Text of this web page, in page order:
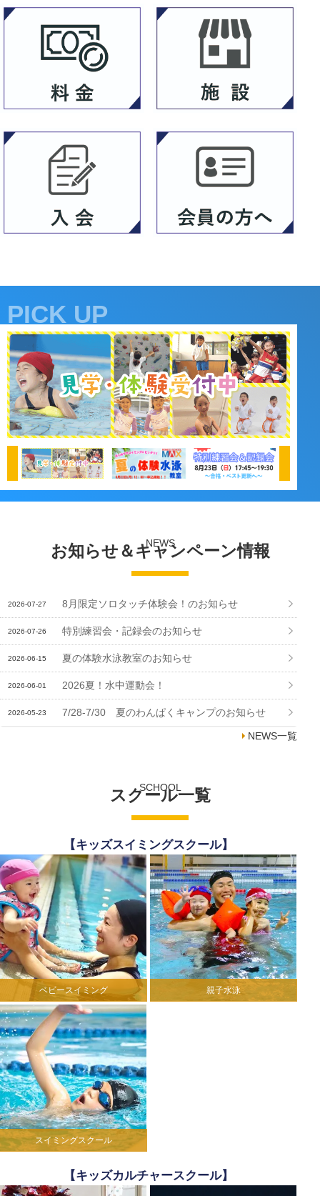
PICK UP
NEWS
お知らせ＆キャンペーン情報
2026-07-27 8月限定ソロタッチ体験会！のお知らせ
2026-07-26 特別練習会・記録会のお知らせ
2026-06-15 夏の体験水泳教室のお知らせ
2026-06-01 2026夏！水中運動会！
2026-05-23 7/28-7/30 夏のわんぱくキャンプのお知らせ
NEWS一覧
SCHOOL
スクール一覧
【キッズスイミングスクール】
ベビースイミング 親子水泳
スイミングスクール
【キッズカルチャースクール】